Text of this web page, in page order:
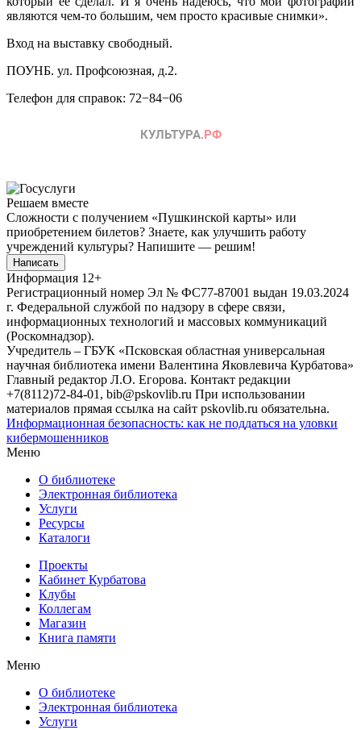
являются чем-то большим, чем просто красивые снимки».
Вход на выставку свободный.
ПОУНБ. ул. Профсоюзная, д.2.
Телефон для справок: 72−84−06
Решаем вместе
Сложности с получением «Пушкинской карты» или
приобретением билетов? Знаете, как улучшить работу
учреждений культуры? Напишите — решим!
Написать
Информация 12+
Регистрационный номер Эл № ФС77-87001 выдан 19.03.2024
г. Федеральной службой по надзору в сфере связи,
информационных технологий и массовых коммуникаций
(Роскомнадзор).
Учредитель – ГБУК «Псковская областная универсальная
научная библиотека имени Валентина Яковлевича Курбатова»
Главный редактор Л.О. Егорова. Контакт редакции
+7(8112)72-84-01, bib@pskovlib.ru При использовании
материалов прямая ссылка на сайт pskovlib.ru обязательна.
Информационная безопасность: как не поддаться на уловки
кибермошенников
Меню
О библиотеке
Электронная библиотека
Услуги
Ресурсы
Каталоги
Проекты
Кабинет Курбатова
Клубы
Коллегам
Магазин
Книга памяти
Меню
О библиотеке
Электронная библиотека
Услуги